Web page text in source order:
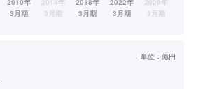
単位： 億円